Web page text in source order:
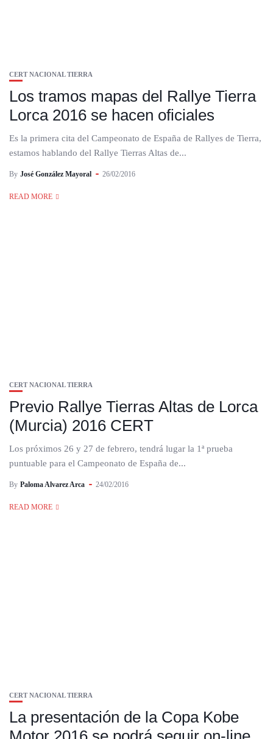
CERT NACIONAL TIERRA
Los tramos mapas del Rallye Tierra
Lorca 2016 se hacen oficiales
Es la primera cita del Campeonato de España de Rallyes de Tierra,
estamos hablando del Rallye Tierras Altas de...
By José González Mayoral 26/02/2016
READ MORE
CERT NACIONAL TIERRA
Previo Rallye Tierras Altas de Lorca
(Murcia) 2016 CERT
Los próximos 26 y 27 de febrero, tendrá lugar la 1ª prueba
puntuable para el Campeonato de España de...
By Paloma Alvarez Arca 24/02/2016
READ MORE
CERT NACIONAL TIERRA
La presentación de la Copa Kobe